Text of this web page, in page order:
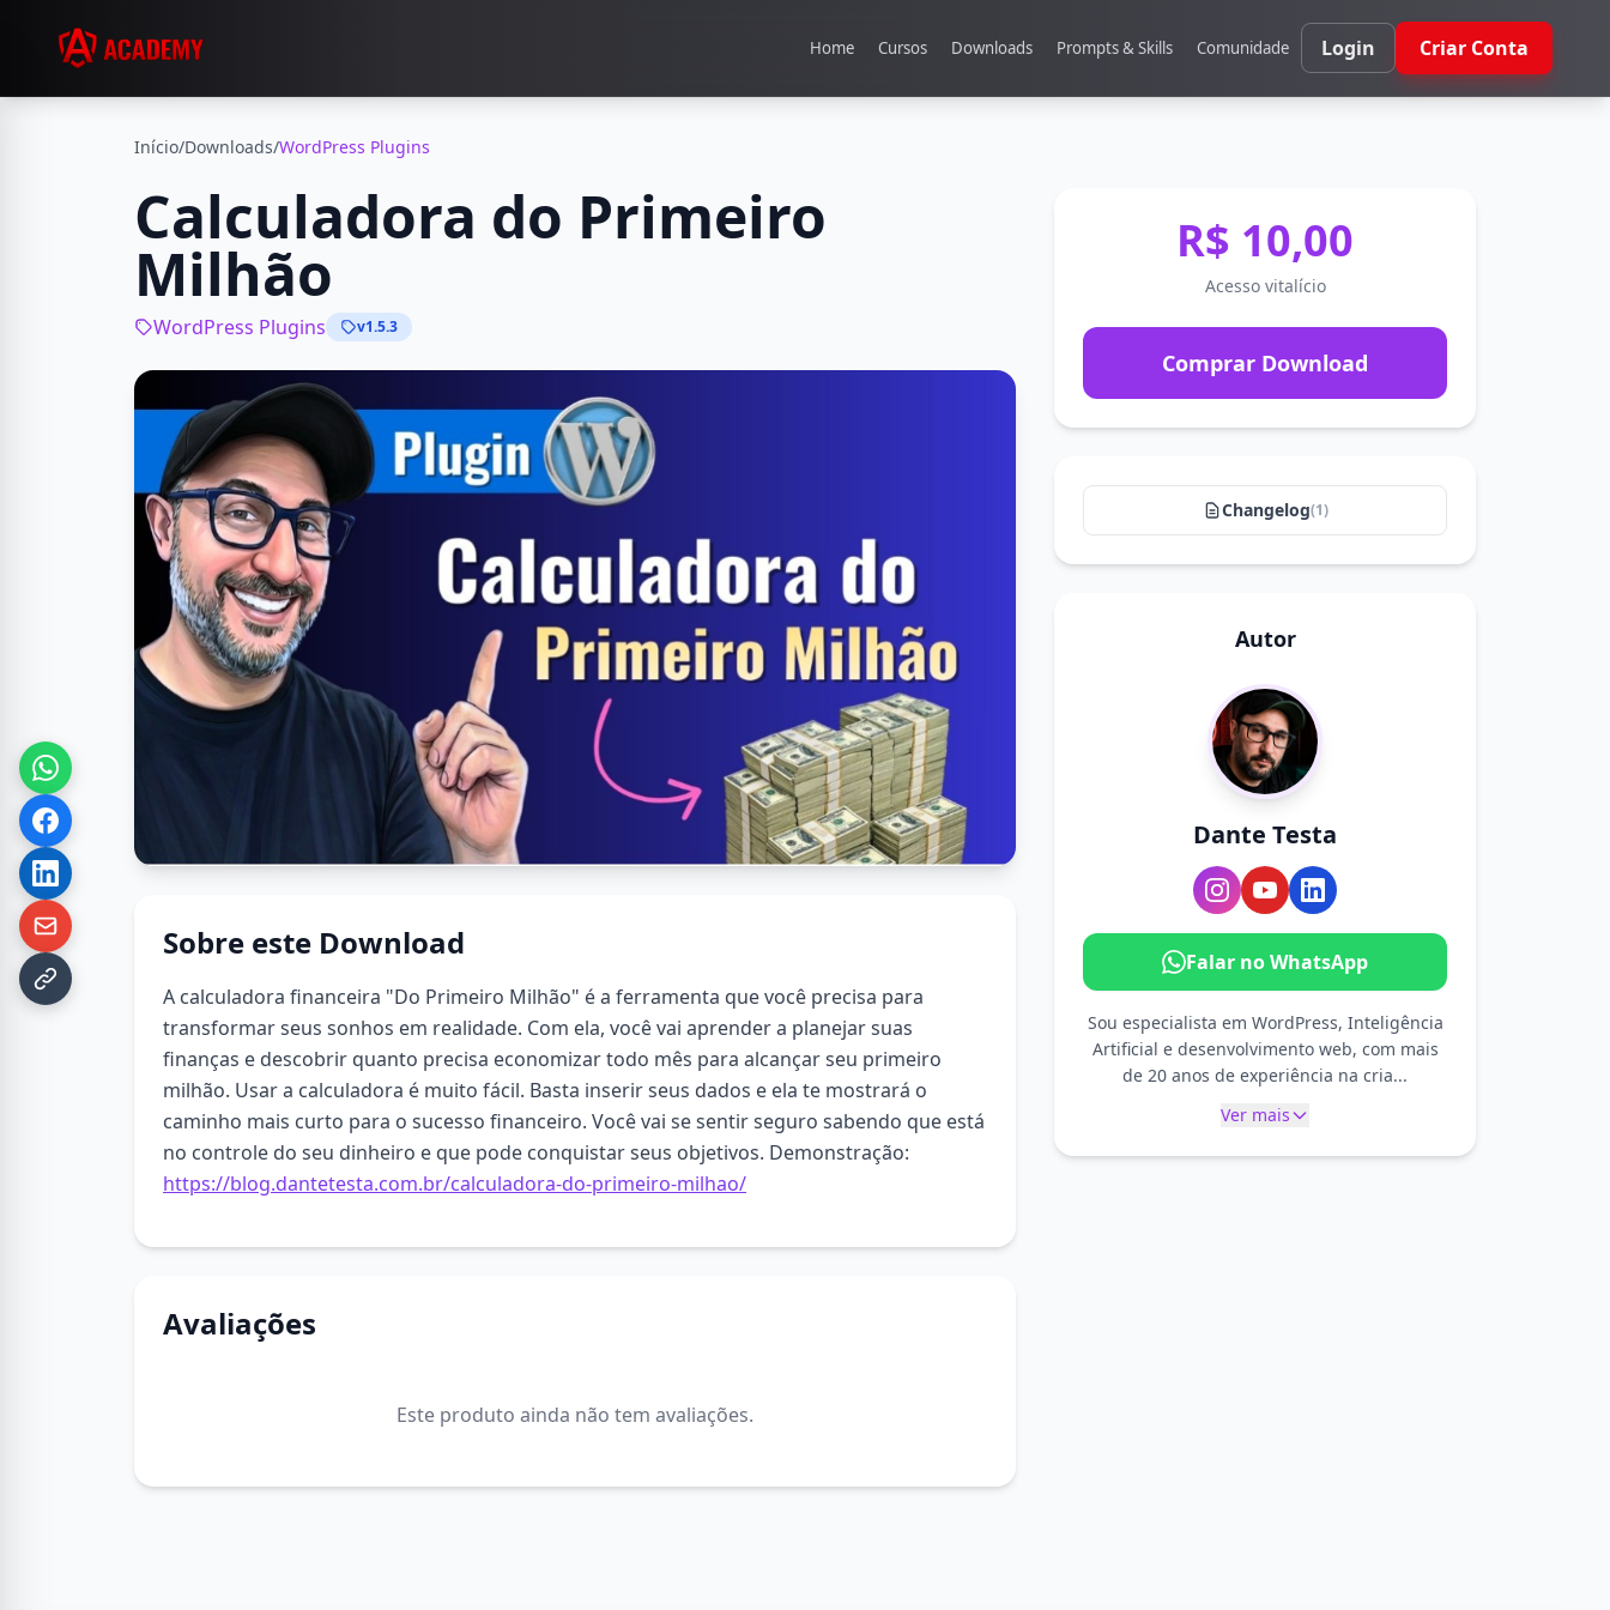
Home Cursos Downloads Prompts & Skills Comunidade Login Criar Conta
Início/Downloads/WordPress Plugins
Calculadora do Primeiro
Milhão
WordPress Plugins v1.5.3
Sobre este Download
A calculadora financeira "Do Primeiro Milhão" é a ferramenta que você precisa para
transformar seus sonhos em realidade. Com ela, você vai aprender a planejar suas
finanças e descobrir quanto precisa economizar todo mês para alcançar seu primeiro
milhão. Usar a calculadora é muito fácil. Basta inserir seus dados e ela te mostrará o
caminho mais curto para o sucesso financeiro. Você vai se sentir seguro sabendo que está
no controle do seu dinheiro e que pode conquistar seus objetivos. Demonstração:
https://blog.dantetesta.com.br/calculadora-do-primeiro-milhao/
Avaliações
Este produto ainda não tem avaliações.
R$ 10,00
Acesso vitalício
Comprar Download
Changelog(1)
Autor
Dante Testa
Falar no WhatsApp
Sou especialista em WordPress, Inteligência
Artificial e desenvolvimento web, com mais
de 20 anos de experiência na cria...
Ver mais